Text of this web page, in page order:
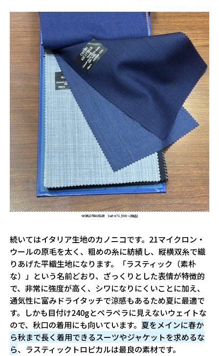
WORLD TRAVELER Suit￥71,500～(税込)
続いてはイタリア生地のカノニコです。21マイクロン・
ウールの原毛を太く、粗めの糸に紡績し、縦横双糸で織
りあげた平織生地になります。「ラスティック（素朴
な）」という名前どおり、ざっくりとした表情が特徴的
で、非常に強度が高く、シワになりにくいことに加え、
通気性に富みドライタッチで涼感もあるため夏に最適で
す。しかも目付け240gとペラペラに見えないウェイトな
ので、秋口の着用にも向いています。 夏をメインに春か
ら秋まで長く着用できるスーツやジャケットを求めるな
ら、ラスティックトロピカルは最良の素材です。